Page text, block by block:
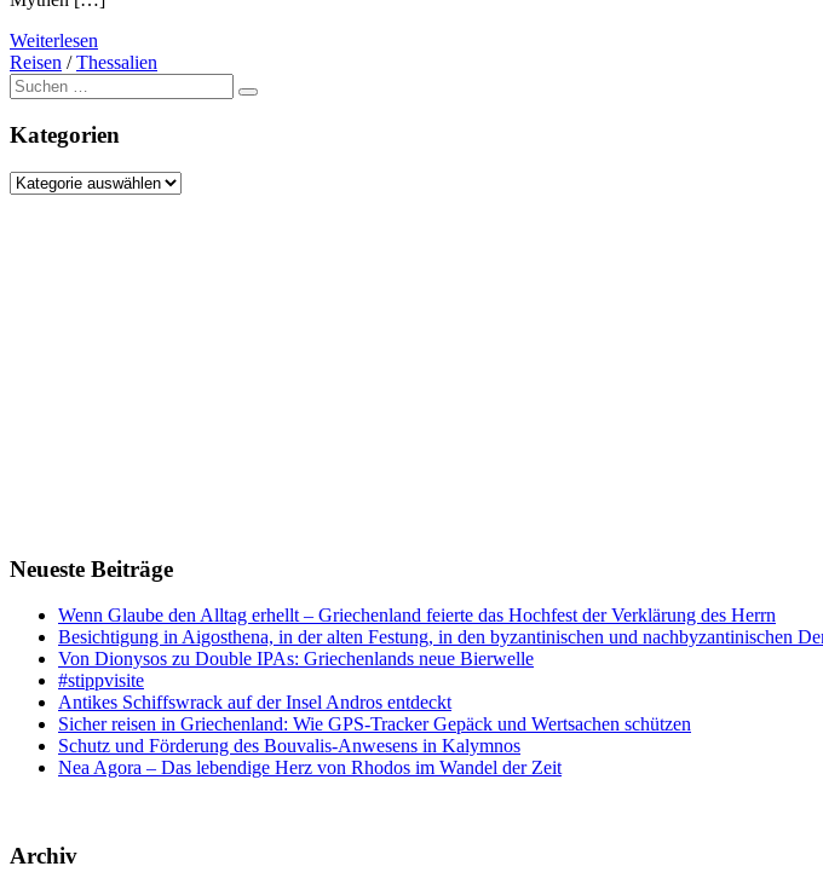
Weiterlesen
Reisen /Thessalien
Suche
nach:
Kategorien
Kategorien
Neueste Beiträge
Wenn Glaube den Alltag erhellt – Griechenland feierte das Hochfest der Verklärung des Herrn
Besichtigung in Aigosthena, in der alten Festung, in den byzantinischen und nachbyzantinischen
Von Dionysos zu Double IPAs: Griechenlands neue Bierwelle
#stippvisite
Antikes Schiffswrack auf der Insel Andros entdeckt
Sicher reisen in Griechenland: Wie GPS-Tracker Gepäck und Wertsachen schützen
Schutz und Förderung des Bouvalis-Anwesens in Kalymnos
Nea Agora – Das lebendige Herz von Rhodos im Wandel der Zeit
Archiv